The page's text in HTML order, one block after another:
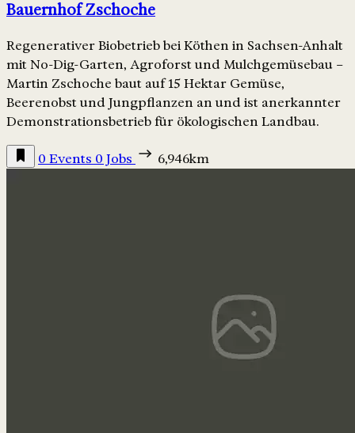
Bauernhof Zschoche
Regenerativer Biobetrieb bei Köthen in Sachsen-Anhalt
mit No-Dig-Garten, Agroforst und Mulchgemüsebau –
Martin Zschoche baut auf 15 Hektar Gemüse,
Beerenobst und Jungpflanzen an und ist anerkannter
Demonstrationsbetrieb für ökologischen Landbau.
0 Events 0 Jobs 6,946km